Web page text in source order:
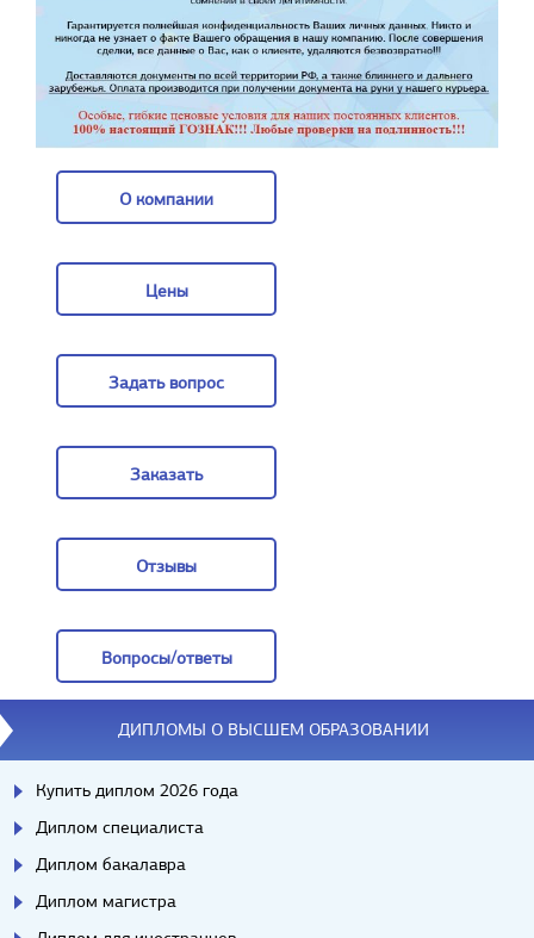
О компании
Цены
Задать вопрос
Заказать
Отзывы
Вопросы/ответы
Вопросы/ответы
ДИПЛОМЫ О ВЫСШЕМ ОБРАЗОВАНИИ
Купить диплом 2026 года
Диплом специалиста
Диплом бакалавра
Диплом магистра